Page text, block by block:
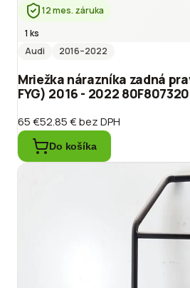
12 mes. záruka
1 ks
Audi
2016–2022
Mriežka nárazníka zadná
FYG) 2016 - 2022 80F807320
65 €52.85 €bez DPH
Do košíka